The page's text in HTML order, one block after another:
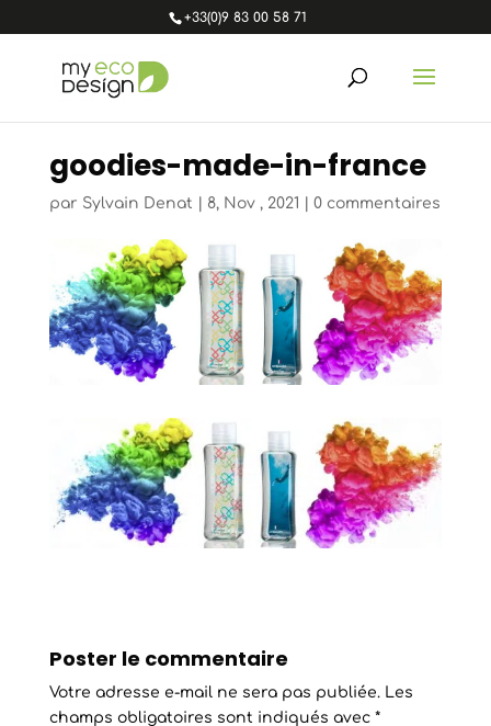
+33(0)9 83 00 58 71
goodies-made-in-france
par Sylvain Denat 8, Nov , 2021 0 commentaires
Poster le commentaire
Votre adresse e-mail ne sera pas publiée. Les
champs obligatoires sont indiqués avec *